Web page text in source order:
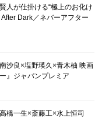
人が仕掛ける“極上のお化け
Dark／ネバーアフター
沙良×塩野瑛久×青木柚 映画
』ジャパンプレミア
橋一生×斎藤工×水上恒司